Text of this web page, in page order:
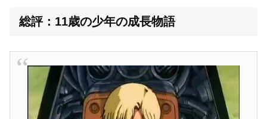
総評：11歳の少年の成長物語